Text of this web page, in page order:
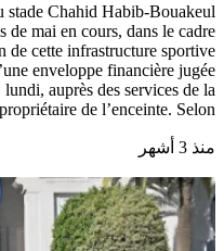
stade Chahid Habib-Bouakeul
de mai en cours, dans le cadre
de cette infrastructure sportive
enveloppe financière jugée
auprès des services de la
de l’enceinte. Selon …
منذ 3 أشهر